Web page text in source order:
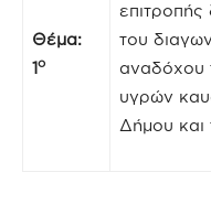
Θέμα:
1ο
επιτροπής
του
αναδόχου
υγρών
Δήμου